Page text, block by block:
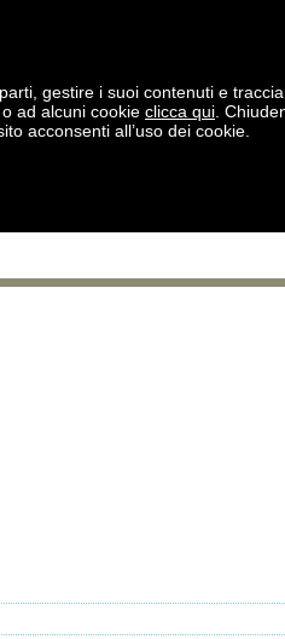
gestire i suoi contenuti e
ad alcuni cookie clicca qui .
acconsenti all’uso dei cookie.